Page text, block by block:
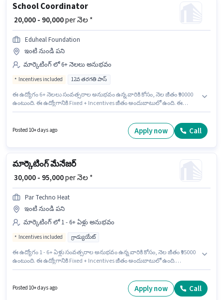
School Coordinator
₹ 20,000 - 90,000per నెల *
Eduheal Foundation
ఇంటి నుండి పని
మార్కెటింగ్ లో 6+ నెలలు అనుభవం
Incentives included 12వ తరగతి పాస్
ఈ ఉద్యోగం 6+ నెలలు సంవత్సరాల అనుభవం ఉన్న వారికి కోసం, నెల జీతం ₹90000
ఉంటుంది. ఈ ఉద్యోగానికి Fixed + Incentives జీతం అందుబాటులో ఉంది. ఈ
Posted 10+ days ago Apply now Call
మార్కెటింగ్ మేనేజర్
₹ 30,000 - 95,000per నెల *
Par Techno Heat
ఇంటి నుండి పని
మార్కెటింగ్ లో 1 - 6+ ఏళ్లు అనుభవం
Incentives included గ్రాడ్యుయేట్
ఈ ఉద్యోగం 1 - 6+ ఏళ్లు సంవత్సరాల అనుభవం ఉన్న వారికి కోసం, నెల జీతం ₹95000
ఉంటుంది. ఈ ఉద్యోగానికి Fixed + Incentives జీతం అందుబాటులో ఉంది.
ఉన్నాయి. ఈ ఖాళీ సనంద్, అహ్మదాబాద్ లో ఉంది. Par Techno Heat మార్కెటింగ్
విభాగంలో మార్కెటింగ్ మేనేజర్ ఉద్యోగానికి క్రియాశీలకంగా నియామకం జరుగుతోంది.
Posted 10+ days ago Apply now Call